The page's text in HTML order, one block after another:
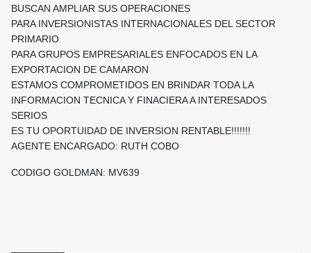
BUSCAN AMPLIAR SUS OPERACIONES
PARA INVERSIONISTAS INTERNACIONALES DEL SECTOR
PRIMARIO
PARA GRUPOS EMPRESARIALES ENFOCADOS EN LA
EXPORTACION DE CAMARON
ESTAMOS COMPROMETIDOS EN BRINDAR TODA LA
INFORMACION TECNICA Y FINACIERA A INTERESADOS
SERIOS
ES TU OPORTUIDAD DE INVERSION RENTABLE!!!!!!!
AGENTE ENCARGADO: RUTH COBO
CODIGO GOLDMAN: MV639